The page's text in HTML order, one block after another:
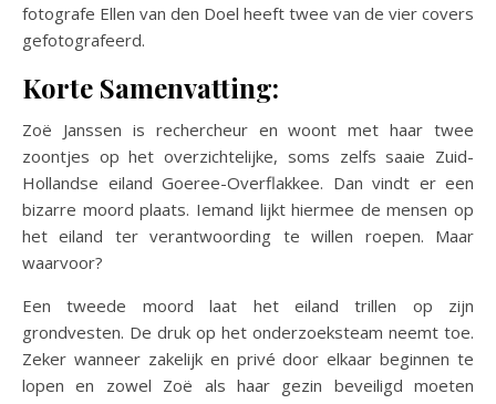
fotografe Ellen van den Doel heeft twee van de vier covers
gefotografeerd.
Korte Samenvatting:
Zoë Janssen is rechercheur en woont met haar twee
zoontjes op het overzichtelijke, soms zelfs saaie Zuid-
Hollandse eiland Goeree-Overflakkee. Dan vindt er een
bizarre moord plaats. Iemand lijkt hiermee de mensen op
het eiland ter verantwoording te willen roepen. Maar
waarvoor?
Een tweede moord laat het eiland trillen op zijn
grondvesten. De druk op het onderzoeksteam neemt toe.
Zeker wanneer zakelijk en privé door elkaar beginnen te
lopen en zowel Zoë als haar gezin beveiligd moeten